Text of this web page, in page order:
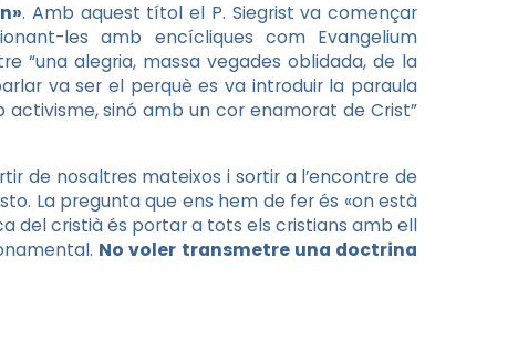
. Amb aquest títol el P. Siegrist va començar
les amb encícliques com Evangelium
“una alegria, massa vegades oblidada, de la
va ser el perquè es va introduir la paraula
activisme, sinó amb un cor enamorat de Crist”
de nosaltres mateixos i sortir a l’encontre de
La pregunta que ens hem de fer és «on està
del cristià és portar a tots els cristians amb ell
No voler transmetre una doctrina